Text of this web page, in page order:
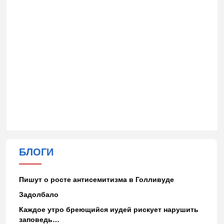
БЛОГИ
Пишут о росте антисемитизма в Голливуде
Задолбало
Каждое утро бреющийся иудей рискует нарушить
заповедь…